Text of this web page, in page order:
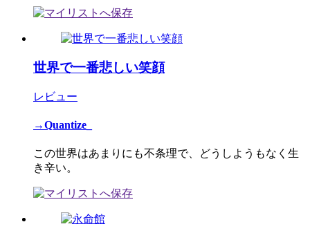
世界で一番悲しい笑顔
レビュー
→Quantize_
この世界はあまりにも不条理で、どうしようもなく生
き辛い。